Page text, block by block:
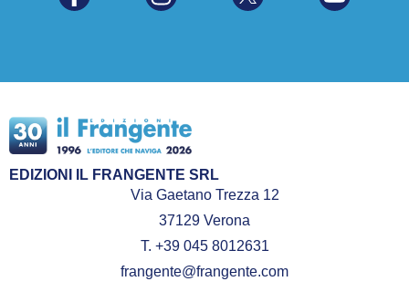
EDIZIONI IL FRANGENTE SRL
Via Gaetano Trezza 12
37129 Verona
T. +39 045 8012631
frangente@frangente.com